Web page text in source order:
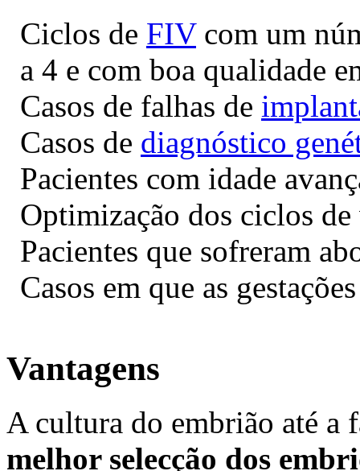
Ciclos de FIVcom um
a 4 e com boa qualidade
Casos de falhas de
Casos de diagnóstico
Pacientes com idade
Optimização dos ciclos
Pacientes que sofreram
Casos em que as
Vantagens
A cultura do embrião até a
melhor selecção dos